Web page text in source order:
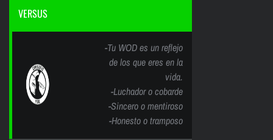
VERSUS
-Tu WOD es un reflejo
de los que eres en la
vida.
-Luchador o cobarde
-Sincero o mentiroso
-Honesto o tramposo